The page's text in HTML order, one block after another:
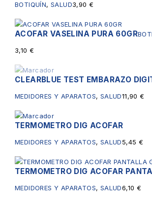
BOTIQUÍN,SALUD3,90€
ACOFAR VASELINA PURA 60GR
3,10 €
Sin existencias
CLEARBLUE TEST EMBARAZO
MEDIDORES Y APARATOS, SALUD11,90€
TERMOMETRO DIG ACOFAR
MEDIDORES Y APARATOS, SALUD5,45 €
TERMOMETRO DIG ACOFAR
MEDIDORES Y APARATOS, SALUD6,10 €